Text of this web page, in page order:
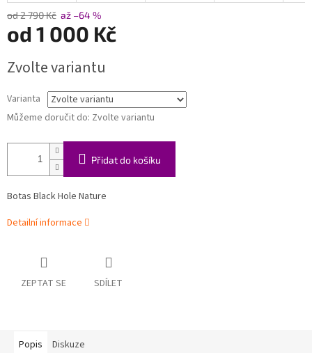
od 2 790 Kč až –64 %
od 1 000 Kč
cena:
Zvolte variantu
Varianta
Můžeme doručit do: Zvolte variantu
Přidat do košíku
Botas Black Hole Nature
Detailní informace
ZEPTAT SE SDÍLET
Popis Diskuze